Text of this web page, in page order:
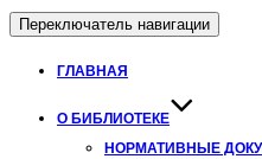
Переключатель навигации
ГЛАВНАЯ
О БИБЛИОТЕКЕ
НОРМАТИВНЫЕ